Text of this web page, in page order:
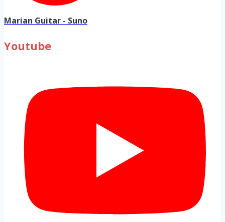
Marian Guitar - Suno
Youtube